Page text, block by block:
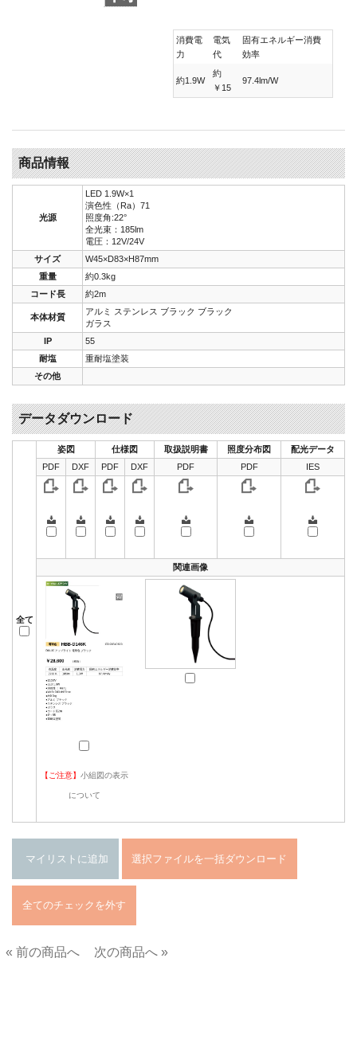
消費電
力
電気
代
固有エネルギー消費
効率
約1.9W
約
￥15
97.4lm/W
商品情報
光源
LED 1.9W×1
演色性（Ra）71
照度角:22°
全光束：185lm
電圧：12V/24V
サイズ
W45×D83×H87mm
重量
約0.3kg
コード長
約2m
本体材質
アルミ ステンレス ブラック ブラック
ガラス
IP
55
耐塩
重耐塩塗装
その他
データダウンロード
全て
姿図 仕様図 取扱説明書 照度分布図
配光データ
PDF
DXF PDF DXF PDF PDF IES
関連画像
【ご注意】 小組図の表示
について
« 前の商品へ
次の商品へ »